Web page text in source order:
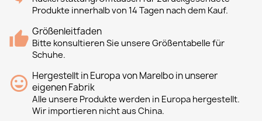
Produkte innerhalb von 14 Tagen nach dem Kauf.
Größenleitfaden
Bitte konsultieren Sie unsere Größentabelle für
Schuhe.
Hergestellt in Europa von Marelbo in unserer
eigenen Fabrik
Alle unsere Produkte werden in Europa hergestellt.
Wir importieren nicht aus China.